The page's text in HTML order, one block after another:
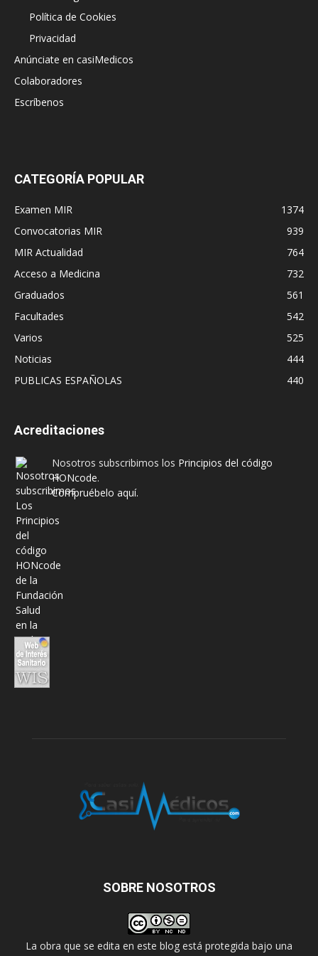
Política de Cookies
Privacidad
Anúnciate en casiMedicos
Colaboradores
Escríbenos
CATEGORÍA POPULAR
Examen MIR
1374
Convocatorias MIR
939
MIR Actualidad
764
Acceso a Medicina
732
Graduados
561
Facultades
542
Varios
525
Noticias
444
PUBLICAS ESPAÑOLAS
440
Acreditaciones
Nosotros subscribimos los Principios del código
HONcode.
Compruébelo aquí.
SOBRE NOSOTROS
La obra que se edita en este blog está protegida bajo una